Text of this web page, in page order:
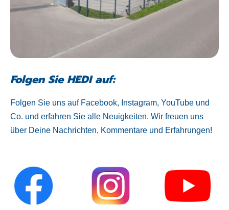
Folgen Sie HEDI auf:
Folgen Sie uns auf Facebook, Instagram, YouTube und
Co. und erfahren Sie alle Neuigkeiten. Wir freuen uns
über Deine Nachrichten, Kommentare und Erfahrungen!